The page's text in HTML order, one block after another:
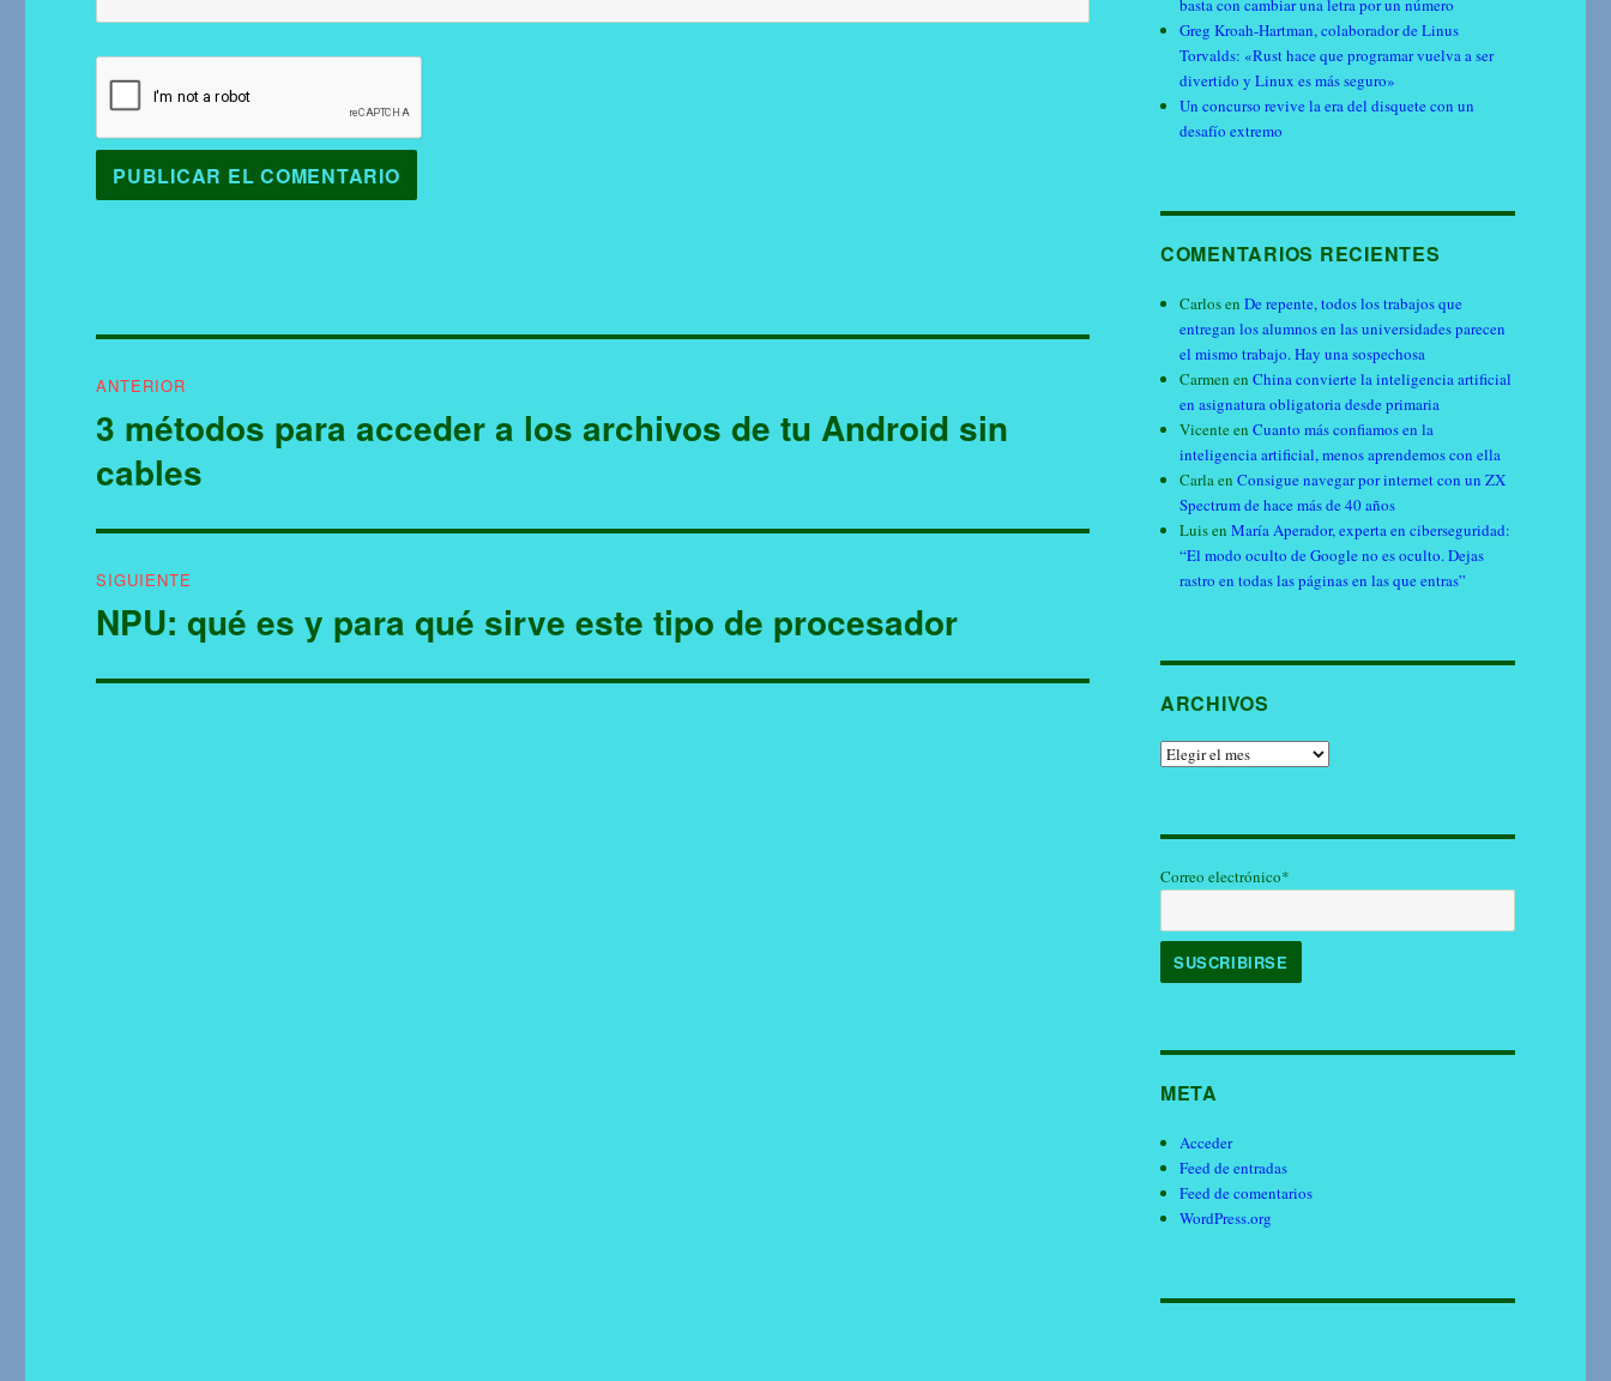
de
entradas
ANTERIOR
Entrada
anterior:
3 métodos para acceder a los archivos de tu Android sin
cables
SIGUIENTE
Entrada
NPU: qué es y para qué sirve este tipo de procesador
basta con cambiar una letra por un número
Greg Kroah-Hartman, colaborador de Linus
Torvalds: «Rust hace que programar vuelva a ser
divertido y Linux es más seguro»
Un concurso revive la era del disquete con un
desafío extremo
COMENTARIOS RECIENTES
CarlosenDe repente, todos los trabajos que
entregan los alumnos en las universidades parecen
el mismo trabajo. Hay una sospechosa
Carmen enChina convierte la inteligencia artificial
en asignatura obligatoria desde primaria
VicenteenCuanto más confiamos en la
inteligencia artificial, menos aprendemos con ella
CarlaenConsigue navegar por internet con un ZX
Spectrum de hace más de 40 años
LuisenMaría Aperador, experta en ciberseguridad:
“El modo oculto de Google no es oculto. Dejas
rastro en todas las páginas en las que entras”
ARCHIVOS
Archivos
Correo electrónico*
META
Acceder
Feed de entradas
Feed de comentarios
WordPress.org